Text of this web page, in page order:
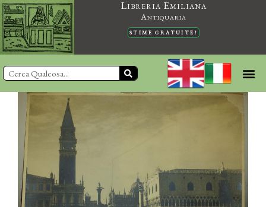
Vai
al
contenuto
Libreria Emiliana
Antiquaria
STIME GRATUITE!
Cerca